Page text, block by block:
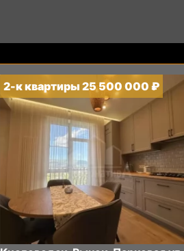
2-к квартиры 25 500 000 ₽